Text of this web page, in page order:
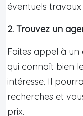
éventuels
2. Trouvez un
Faites appel à
qui connaît bien
intéresse. Il
recherches et
prix.